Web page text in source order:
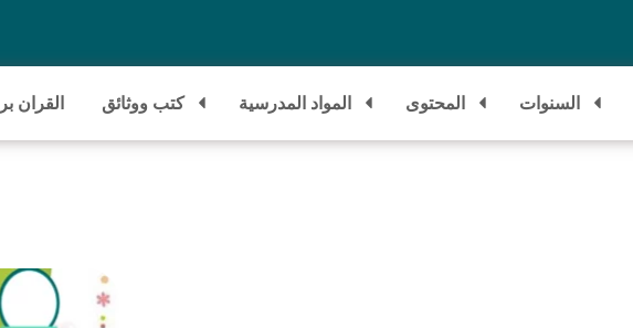
القران كتب ووثائق المواد المدرسية المحتوى السنوات